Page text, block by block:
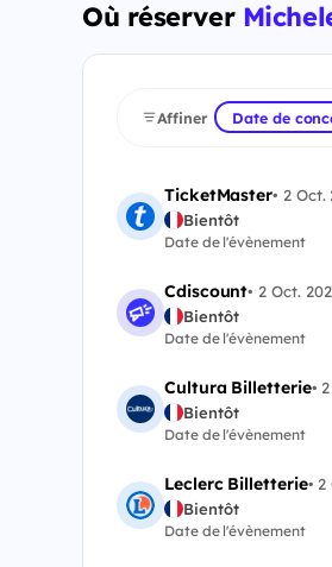
Où réserver
Affiner Date de
TicketMaster• 2 Oct.
Bientôt
Date de l'évènement
Cdiscount• 2 Oct.
Bientôt
Date de l'évènement
Cultura Billetterie•
Bientôt
Date de l'évènement
Leclerc Billetterie• 2
Bientôt
Date de l'évènement